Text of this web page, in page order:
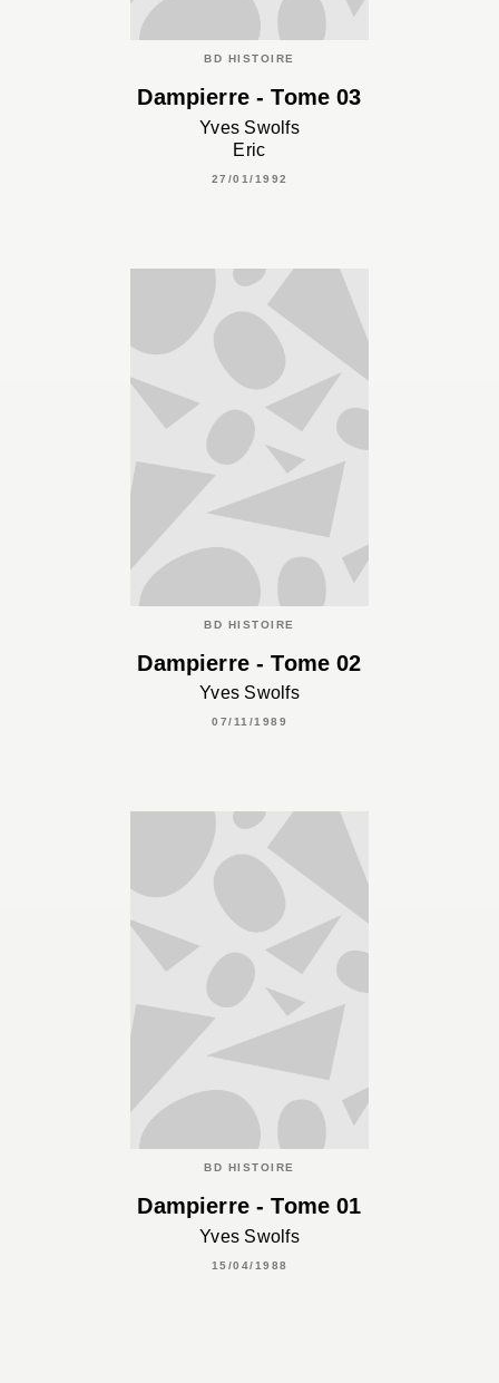
BD HISTOIRE
Dampierre - Tome 03
Yves Swolfs
Eric
27/01/1992
BD HISTOIRE
Dampierre - Tome 02
Yves Swolfs
07/11/1989
BD HISTOIRE
Dampierre - Tome 01
Yves Swolfs
15/04/1988